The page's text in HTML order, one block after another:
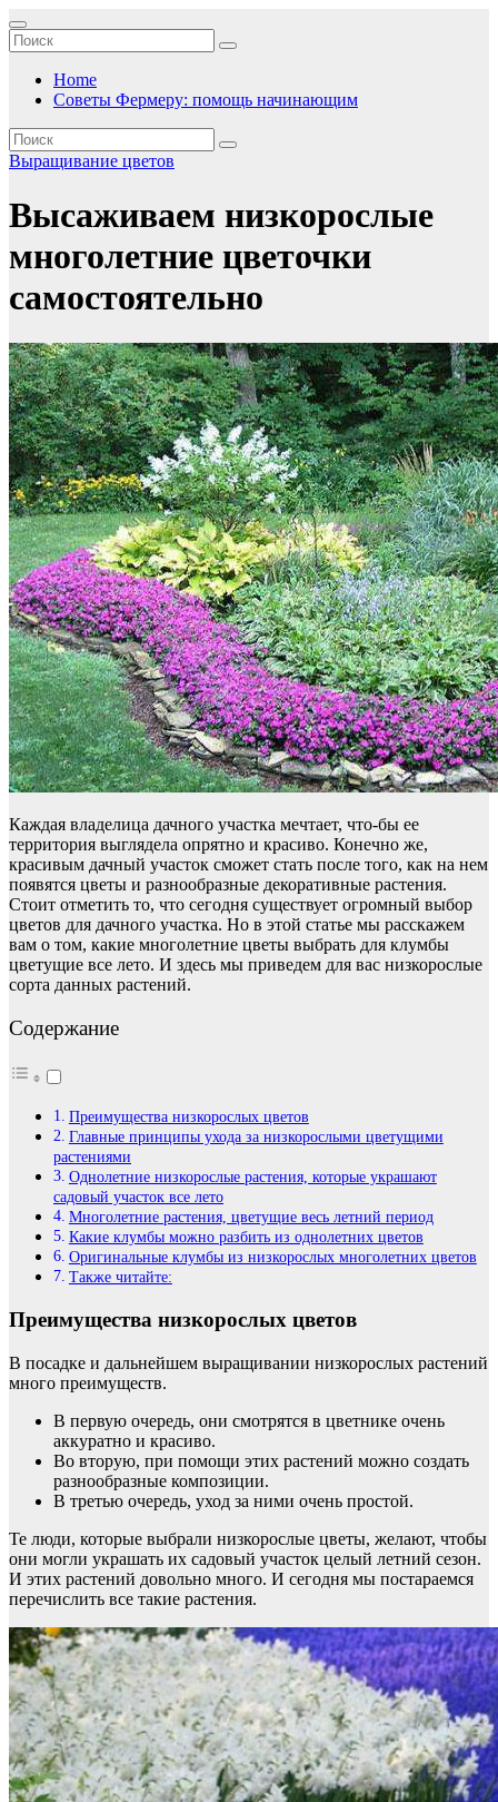
Перейти
к
содержимому
Home
Советы Фермеру: помощь начинающим
Выращивание цветов
Высаживаем низкорослые
многолетние цветочки
самостоятельно
Каждая владелица дачного участка мечтает, что-бы ее
территория выглядела опрятно и красиво. Конечно же,
красивым дачный участок сможет стать после того, как на нем
появятся цветы и разнообразные декоративные растения.
Стоит отметить то, что сегодня существует огромный выбор
цветов для дачного участка. Но в этой статье мы расскажем
вам о том, какие многолетние цветы выбрать для клумбы
цветущие все лето. И здесь мы приведем для вас низкорослые
сорта данных растений.
Содержание
Преимущества низкорослых цветов
Главные принципы ухода за низкорослыми цветущими
растениями
Однолетние низкорослые растения, которые украшают
садовый участок все лето
Многолетние растения, цветущие весь летний период
Какие клумбы можно разбить из однолетних цветов
Оригинальные клумбы из низкорослых многолетних цветов
Также читайте:
Преимущества низкорослых цветов
В посадке и дальнейшем выращивании низкорослых растений
много преимуществ.
В первую очередь, они смотрятся в цветнике очень
аккуратно и красиво.
Во вторую, при помощи этих растений можно создать
разнообразные композиции.
В третью очередь, уход за ними очень простой.
Те люди, которые выбрали низкорослые цветы, желают, чтобы
они могли украшать их садовый участок целый летний сезон.
И этих растений довольно много. И сегодня мы постараемся
перечислить все такие растения.